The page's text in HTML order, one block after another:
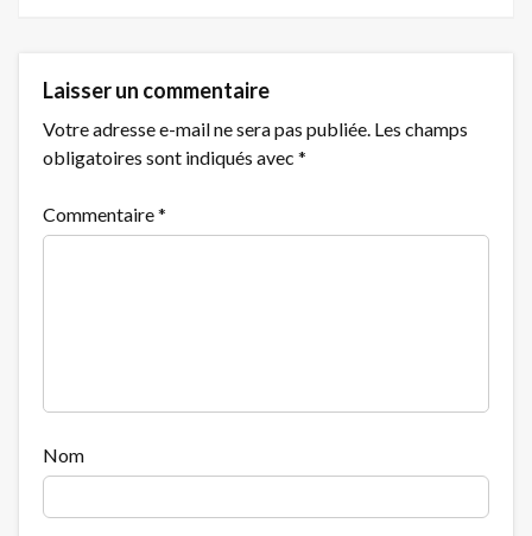
Laisser un commentaire
Votre adresse e-mail ne sera pas publiée. Les champs
obligatoires sont indiqués avec *
Commentaire*
Nom